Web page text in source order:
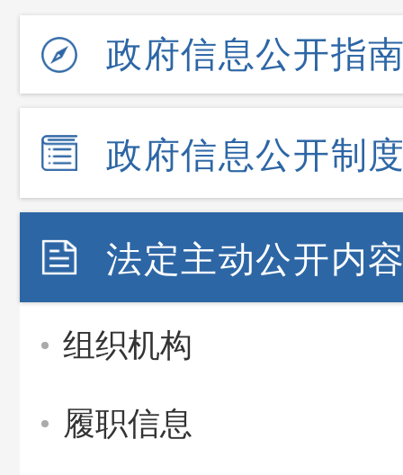
政府信息公开指
政府信息公开制
法定主动公开内
组织机构
履职信息